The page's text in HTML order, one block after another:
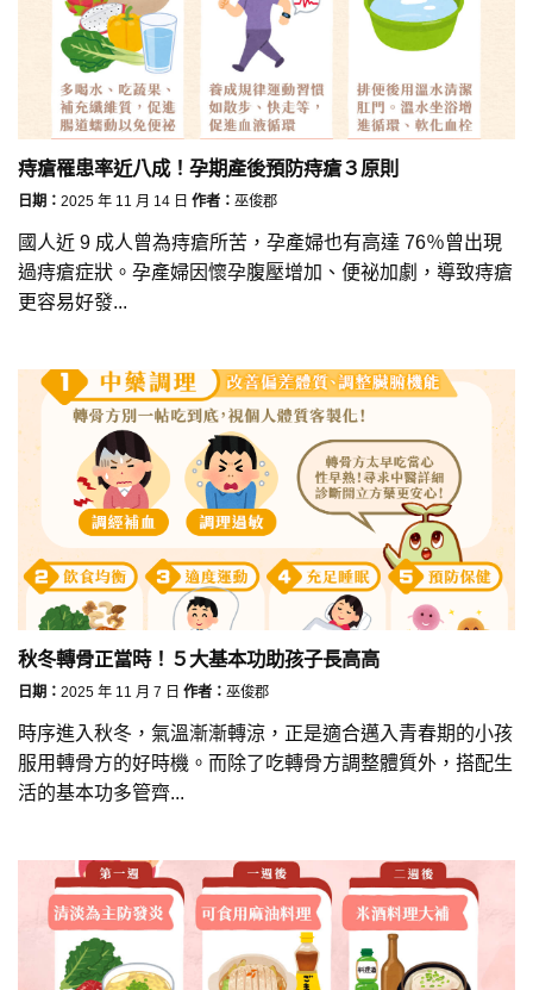
痔瘡罹患率近八成！孕期產後預防痔瘡３原則
日期： 2025 年 11 月 14 日 作者： 巫俊郡
國人近 9 成人曾為痔瘡所苦，孕產婦也有高達 76％曾出現
過痔瘡症狀。孕產婦因懷孕腹壓增加、便祕加劇，導致痔瘡
更容易好發...
秋冬轉骨正當時！５大基本功助孩子長高高
日期： 2025 年 11 月 7 日 作者： 巫俊郡
時序進入秋冬，氣溫漸漸轉涼，正是適合邁入青春期的小孩
服用轉骨方的好時機。而除了吃轉骨方調整體質外，搭配生
活的基本功多管齊...